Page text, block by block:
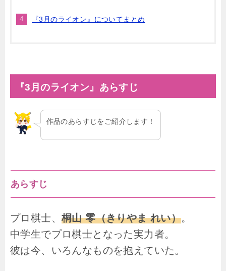
『3月のライオン』についてまとめ
『3月のライオン』あらすじ
作品のあらすじをご紹介します！
あらすじ
プロ棋士、 桐山 零（きりやま れい）。
中学生でプロ棋士となった実力者。
彼は今、いろんなものを抱えていた。